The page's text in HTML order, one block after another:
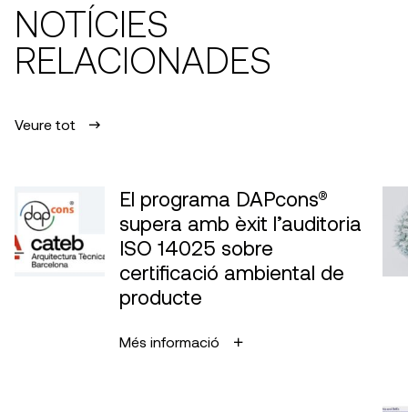
NOTÍCIES
RELACIONADES
Veure tot
El programa DAPcons®
supera amb èxit l’auditoria
ISO 14025 sobre
certificació ambiental de
producte
Més informació